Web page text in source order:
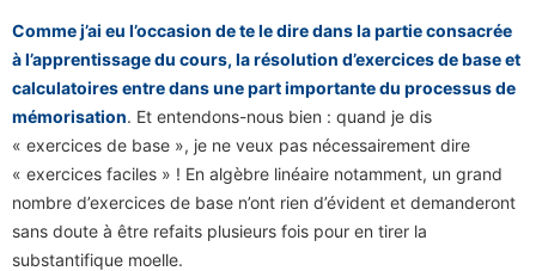
Comme j’ai eu l’occasion de te le dire dans la partie consacrée
à l’apprentissage du cours, la résolution d’exercices de base et
calculatoires entre dans une part importante du processus de
mémorisation. Et entendons-nous bien : quand je dis
« exercices de base », je ne veux pas nécessairement dire
« exercices faciles » ! En algèbre linéaire notamment, un grand
nombre d’exercices de base n’ont rien d’évident et demanderont
sans doute à être refaits plusieurs fois pour en tirer la
substantifique moelle.